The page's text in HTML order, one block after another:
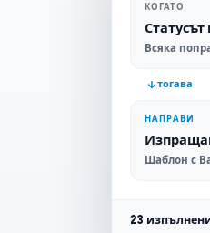
КОГАТО
Всяка
тогава
НАПРАВИ
Шаблон с
23